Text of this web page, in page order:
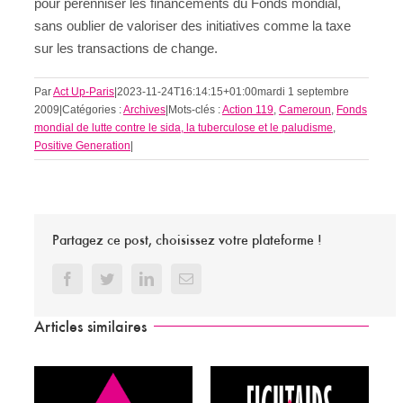
sans oublier de valoriser des initiatives comme la taxe
sur les transactions de change.
ParAct Up-Paris|2023-11-24T16:14:15+01:00mardi 1 septembre
2009|Catégories :Archives|Mots-clés :Action 119 Cameroun Fonds
mondial de lutte contre le sida, la tuberculose et le paludisme
Positive Generation|
Partagez ce post, choisissez votre plateforme !
FacebookTwitterLinkedInEmail
Articles similaires